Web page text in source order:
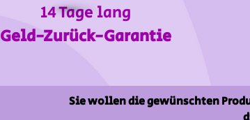
14 Tage lang
Geld-Zurück-Garantie
Sie wollen die gewünschten